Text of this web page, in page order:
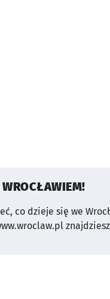
co dzieje się we